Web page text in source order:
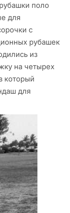
поло
для
с
рубашек
из
на четырех
который
для